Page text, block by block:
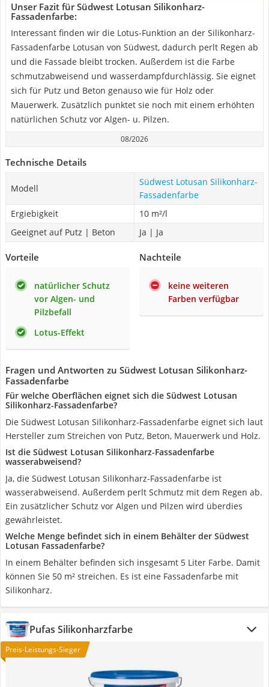
Unser Fazit für Südwest Lotusan Silikonharz-
Fassadenfarbe:
Interessant finden wir die Lotus-Funktion an der Silikonharz-
Fassadenfarbe Lotusan von Südwest, dadurch perlt Regen ab
und die Fassade bleibt trocken. Außerdem ist die Farbe
schmutzabweisend und wasserdampfdurchlässig. Sie eignet
sich für Putz und Beton genauso wie für Holz oder
Mauerwerk. Zusätzlich punktet sie noch mit einem erhöhten
natürlichen Schutz vor Algen- u. Pilzen.
08/2026
Technische Details
Modell
Südwest Lotusan Silikonharz-
Fassadenfarbe
Ergiebigkeit
10 m²/l
Geeignet auf Putz | Beton
Ja | Ja
Vorteile
natürlicher Schutz
vor Algen- und
Pilzbefall
Lotus-Effekt
Nachteile
keine weiteren
Farben verfügbar
Fragen und Antworten zu Südwest Lotusan Silikonharz-
Fassadenfarbe
Für welche Oberflächen eignet sich die Südwest Lotusan
Silikonharz-Fassadenfarbe?
Die Südwest Lotusan Silikonharz-Fassadenfarbe eignet sich laut
Hersteller zum Streichen von Putz, Beton, Mauerwerk und Holz.
Ist die Südwest Lotusan Silikonharz-Fassadenfarbe
wasserabweisend?
Ja, die Südwest Lotusan Silikonharz-Fassadenfarbe ist
wasserabweisend. Außerdem perlt Schmutz mit dem Regen ab.
Ein zusätzlicher Schutz vor Algen und Pilzen wird überdies
gewährleistet.
Welche Menge befindet sich in einem Behälter der Südwest
Lotusan Fassadenfarbe?
In einem Behälter befinden sich insgesamt 5 Liter Farbe. Damit
können Sie 50 m² streichen. Es ist eine Fassadenfarbe mit
Silikonharz.
Pufas Silikonharzfarbe
Preis-Leistungs-Sieger